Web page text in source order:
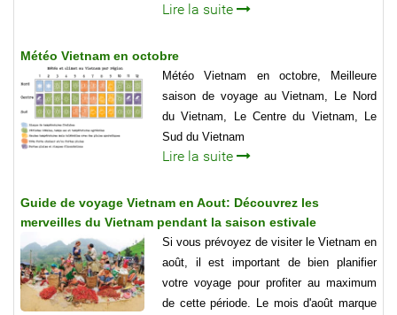
Lire la suite
Météo Vietnam en octobre
Météo Vietnam en octobre, Meilleure
saison de voyage au Vietnam, Le Nord
du Vietnam, Le Centre du Vietnam, Le
Sud du Vietnam
Lire la suite
Guide de voyage Vietnam en Aout: Découvrez les
merveilles du Vietnam pendant la saison estivale
Si vous prévoyez de visiter le Vietnam en
août, il est important de bien planifier
votre voyage pour profiter au maximum
de cette période. Le mois d'août marque